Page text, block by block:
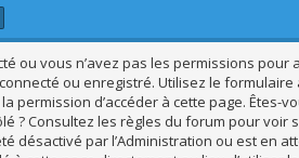
ou vous n’avez pas les permissions
ou enregistré. Utilisez le
permission d’accéder à cette page. Êtes-
? Consultez les règles du forum pour
désactivé par l’Administration ou est en